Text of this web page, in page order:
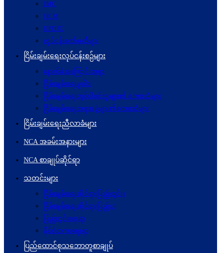
JMC
JICM
UPDJC
လုပ်ငန်းကော်မတီများ
ငြိမ်းချမ်းရေးလုပ်ငန်းစဉ်များ
နောက်ခံအကြောင်းအရာ
ငြိမ်းချမ်းရေးမူဝါဒ
ငြိမ်းချမ်းရေးတွင်ပါဝင်သူများ၏ စကားသံများ
ငြိမ်းချမ်းရေးအစုအဖွဲ့များ၏စကားသံများ
ငြိမ်းချမ်းရေးညီလာခံများ
NCA အခမ်းအနားများ
NCA စာချုပ်ဆိုင်ရာ
သတင်းများ
ငြိမ်းချမ်းရေးဆိုင်ရာ(ပြည်တွင်း)
ငြိမ်းချမ်းရေးဆိုင်ရာ(ပြည်ပ)
ပြည်တွင်းရေးရာ
နိုင်ငံတကာရေးရာ
ပြည်ထောင်စုသဘောတူစာချုပ်